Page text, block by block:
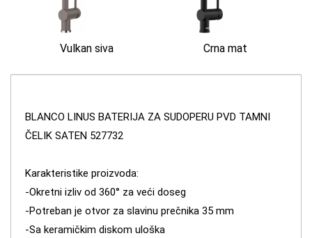
Vulkan siva Crna mat
BLANCO LINUS BATERIJA ZA SUDOPERU PVD TAMNI
ČELIK SATEN 527732
Karakteristike proizvoda:
-Okretni izliv od 360° za veći doseg
-Potreban je otvor za slavinu prečnika 35 mm
-Sa keramičkim diskom uloška